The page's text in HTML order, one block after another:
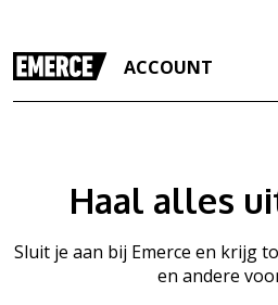
ACCOUNT
Haal alles
Sluit je aan bij Emerce en krijg
en andere